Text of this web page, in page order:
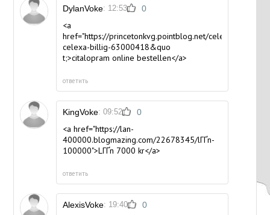
DylanVoke: 12:53 0
<a
href="https://princetonkvg.pointblog.net/celexa-
celexa-billig-63000418&quo
t;>citalopram online bestellen</a>
ответить
KingVoke: 09:52 0
<a href="https://lan-
400000.blogmazing.com/22678345/lГҐn-
100000">LГҐn 7000 kr</a>
ответить
AlexisVoke: 19:40 0